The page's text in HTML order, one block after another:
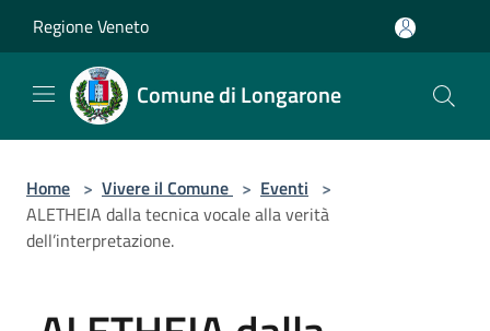
Regione Veneto
Comune di Longarone
Home > Vivere il Comune > Eventi >
ALETHEIA dalla tecnica vocale alla verità
dell’interpretazione.